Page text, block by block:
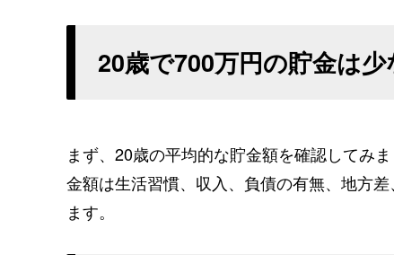
20歳で700万円の貯金は
まず、20歳の平均的な貯金額を確認してみ
金額は生活習慣、収入、負債の有無、地方
ます。